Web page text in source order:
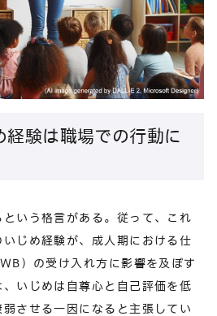
経験は職場での行動に
いう格言がある。従って、これ
じめ経験が、成人期における仕
）の受け入れ方に影響を及ぼす
いじめは自尊心と自己評価を低
弱させる一因になると主張してい